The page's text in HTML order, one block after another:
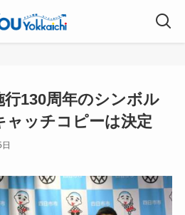
行130周年のシンボル
ャッチコピーは決定